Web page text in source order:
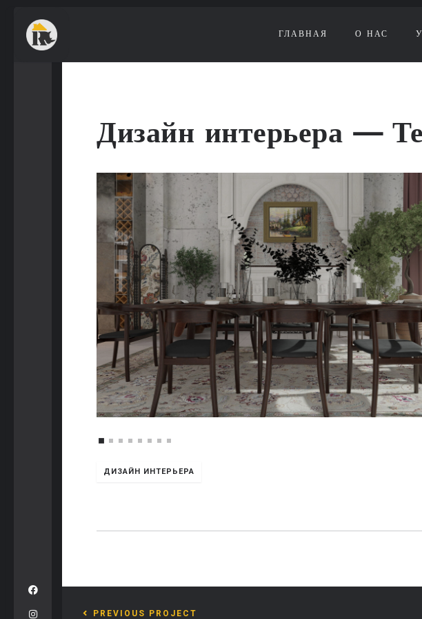
ГЛАВНАЯ О НАС
Дизайн интерьера —
ДИЗАЙН ИНТЕРЬЕРА
PREVIOUS PROJECT